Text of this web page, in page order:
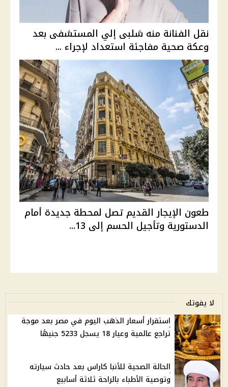
نقل الفنانة منه شلبى إلي المستشفى بعد
وعكة صحية مفاجئة استعداد لإجراء ...
طعون الإيجار القديم تصل لمحطة جديدة أمام
الدستورية وتأجيل الحسم إلى 13...
لا يفوتك
استقرار أسعار الذهب اليوم في مصر بعد موجة
تراجع عالمية وعيار 18 يسجل 5233 جنيهًا
الحالة الصحية للأنبا كاراس بعد حادث سيارته
وتوصية الأطباء بالراحة ثلاثة أسابيع